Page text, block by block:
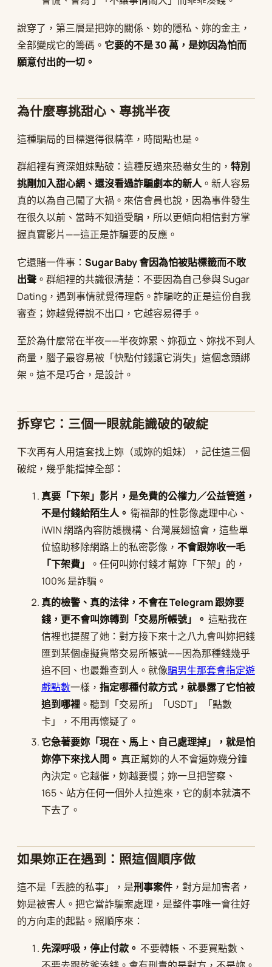
說穿了，第三層是把妳的關係、妳的隱私、妳的金主，
全部變成它的籌碼。 它要的不是 30 萬，是妳因為怕而
願意付出的一切。
為什麼專挑甜心、專挑半夜
這種騙局的目標選得很精準，時間點也是。
群組裡有資深姐妹點破：這種反過來恐嚇女生的， 特別
挑剛加入甜心網、還沒看過詐騙劇本的新人。新人容易
真的以為自己闖了大禍。來信會員也說，因為事件發生
在很久以前、當時不知道受騙，所以更傾向相信對方掌
握真實影片——這正是詐騙要的反應。
它還賭一件事： Sugar Baby 會因為怕被貼標籤而不敢
出聲 。群組裡的共識很清楚：不要因為自己參與 Sugar
Dating，遇到事情就覺得理虧。詐騙吃的正是這份自我
審查；妳越覺得說不出口，它越容易得手。
至於為什麼常在半夜——半夜妳累、妳孤立、妳找不到人
商量，腦子最容易被「快點付錢讓它消失」這個念頭綁
架。這不是巧合，是設計。
拆穿它：三個一眼就能識破的破綻
下次再有人用這套找上妳（或妳的姐妹），記住這三個
破綻，幾乎能擋掉全部：
真要「下架」影片，是免費的公權力／公益管道，
不是付錢給陌生人。 衛福部的性影像處理中心、
iWIN 網路內容防護機構、台灣展翅協會，這些單
位協助移除網路上的私密影像， 不會跟妳收一毛
「下架費」
。任何叫妳付錢才幫妳「下架」的，
100% 是詐騙。
真的檢警、真的法律，不會在 Telegram 跟妳要
錢，更不會叫妳轉到「交易所帳號」。 這點我在
信裡也提醒了她：對方接下來十之八九會叫妳把錢
匯到某個虛擬貨幣交易所帳號——因為那種錢幾乎
追不回、也最難查到人。就像騙男生那套會指定遊
戲點數一樣， 指定哪種付款方式，就暴露了它怕被
追到哪裡 。聽到「交易所」「USDT」「點數
卡」，不用再懷疑了。
它急著要妳「現在、馬上、自己處理掉」，就是怕
妳停下來找人問。 真正幫妳的人不會逼妳幾分鐘
內決定。它越催，妳越要慢；妳一旦把警察、
165、站方任何一個外人拉進來，它的劇本就演不
下去了。
如果妳正在遇到：照這個順序做
這不是「丟臉的私事」，是刑事案件 ，對方是加害者，
妳是被害人。把它當詐騙案處理，是整件事唯一會往好
的方向走的起點。照順序來：
先深呼吸，停止付款。 不要轉帳、不要買點數、